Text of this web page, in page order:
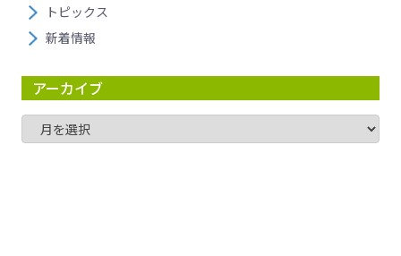
トピックス
新着情報
アーカイブ